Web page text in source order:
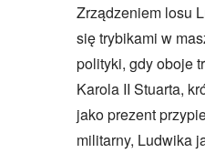
Zrządzeniem losu
się trybikami w
polityki, gdy oboje
Karola II Stuarta,
jako prezent
militarny, Ludwika